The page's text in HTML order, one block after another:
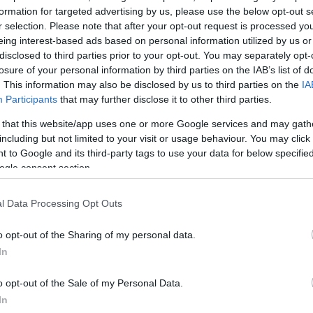
for targeted advertising by us, please use the below opt-out
selection. Please note that after your opt-out request is processed
interest-based ads based on personal information utilized by us
to third parties prior to your opt-out. You may separately
of your personal information by third parties on the IAB’s list of
This information may also be disclosed by us to third parties on the
Participants that may further disclose it to other third parties.
that this website/app uses one or more Google services and may
but not limited to your visit or usage behaviour. You may
to Google and its third-party tags to use your data for below
consent section.
Data Processing Opt Outs
opt-out of the Sharing of my personal data.
opt-out of the Sale of my Personal Data.
που επιδεινώθηκε από το Αλτσχάιμερ, αρκετές
με τις Αρχές να σημειώνουν ότι η τελευταία
βηματοδότη του ήταν στις 17 Φεβρουαρίου.
Γουίλις, Έμμα Χέμινγκ,επηρεασμένη από την
Μπέτσι ήταν ο βασικός φροντιστής του Τζιν
χρέη φροντιστή για τον διάσημο σύζυγό της,
μια ανάρτηση με τα συναισθήματά της.